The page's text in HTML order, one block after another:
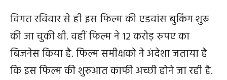
विगत रविवार से ही इस फिल्म की एडवांस बुकिंग शुरू
की जा चुकी थी. वहीं फिल्म ने 12 करोड़ रुपए का
बिजनेस किया है. फिल्म समीक्षको ने अंदेशा जताया है
कि इस फिल्म की शुरुआत काफी अच्छी होने जा रही है.